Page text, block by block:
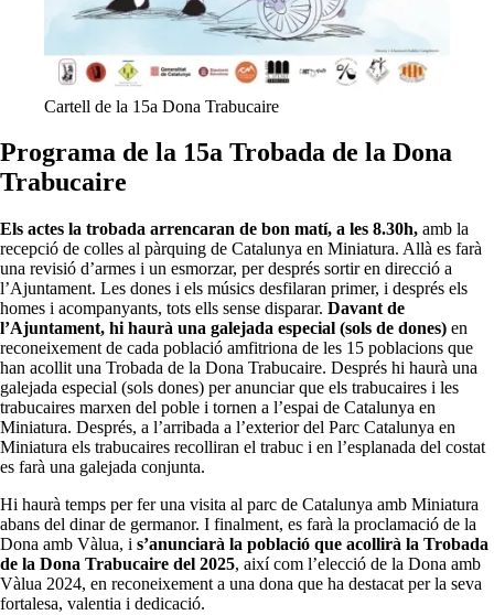
Cartell de la 15a Dona Trabucaire
Programa de la 15a Trobada de la Dona
Trabucaire
Els actes la trobada arrencaran de bon matí, a les 8.30h, amb la
recepció de colles al pàrquing de Catalunya en Miniatura. Allà es farà
una revisió d’armes i un esmorzar, per després sortir en direcció a
l’Ajuntament. Les dones i els músics desfilaran primer, i després els
homes i acompanyants, tots ells sense disparar. Davant de
l’Ajuntament, hi haurà una galejada especial (sols de dones) en
reconeixement de cada població amfitriona de les 15 poblacions que
han acollit una Trobada de la Dona Trabucaire. Després hi haurà una
galejada especial (sols dones) per anunciar que els trabucaires i les
trabucaires marxen del poble i tornen a l’espai de Catalunya en
Miniatura. Després, a l’arribada a l’exterior del Parc Catalunya en
Miniatura els trabucaires recolliran el trabuc i en l’esplanada del costat
es farà una galejada conjunta.
Hi haurà temps per fer una visita al parc de Catalunya amb Miniatura
abans del dinar de germanor. I finalment, es farà la proclamació de la
Dona amb Vàlua, i s’anunciarà la població que acollirà la Trobada
de la Dona Trabucaire del 2025, així com l’elecció de la Dona amb
Vàlua 2024, en reconeixement a una dona que ha destacat per la seva
fortalesa, valentia i dedicació.